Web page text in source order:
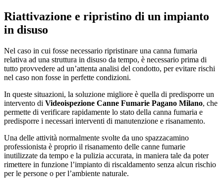
Riattivazione e ripristino di un impianto
in disuso
Nel caso in cui fosse necessario ripristinare una canna fumaria
relativa ad una struttura in disuso da tempo, è necessario prima di
tutto provvedere ad un’attenta analisi del condotto, per evitare rischi
nel caso non fosse in perfette condizioni.
In queste situazioni, la soluzione migliore è quella di predisporre un
intervento di Videoispezione Canne Fumarie Pagano Milano, che
permette di verificare rapidamente lo stato della canna fumaria e
predisporre i necessari interventi di manutenzione e risanamento.
Una delle attività normalmente svolte da uno spazzacamino
professionista è proprio il risanamento delle canne fumarie
inutilizzate da tempo e la pulizia accurata, in maniera tale da poter
rimettere in funzione l’impianto di riscaldamento senza alcun rischio
per le persone o per l’ambiente naturale.